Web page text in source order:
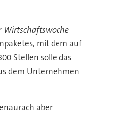
Wirtschaftswoche
mit dem auf
Stellen solle das
dem Unternehmen
aber